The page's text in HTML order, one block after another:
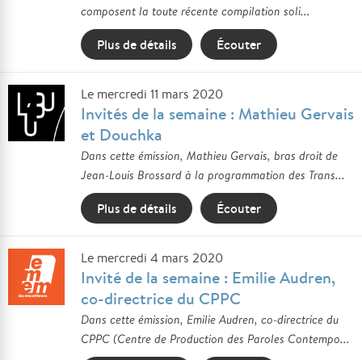
composent la toute récente compilation soli...
Plus de détails Écouter
Le mercredi 11 mars 2020
Invités de la semaine : Mathieu Gervais
et Douchka
Dans cette émission, Mathieu Gervais, bras droit de
Jean-Louis Brossard à la programmation des Trans...
Plus de détails Écouter
Le mercredi 4 mars 2020
Invité de la semaine : Emilie Audren,
co-directrice du CPPC
Dans cette émission, Emilie Audren, co-directrice du
CPPC (Centre de Production des Paroles Contempo...